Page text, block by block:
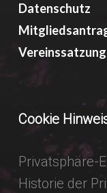
Datenschutz
Vereinssatzung
Cookie
Privatsphäre-
Historie der